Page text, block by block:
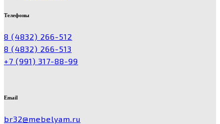
Телефоны
8 (4832) 266-512
8 (4832) 266-513
+7 (991) 317-88-99
Email
br32@mebelyam.ru